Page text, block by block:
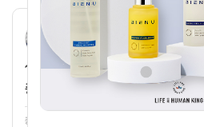
지엠스아카데미
100일무료교육후 100%디자이너
중상구함
중구